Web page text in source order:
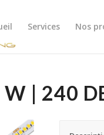
Services Nos
| 240